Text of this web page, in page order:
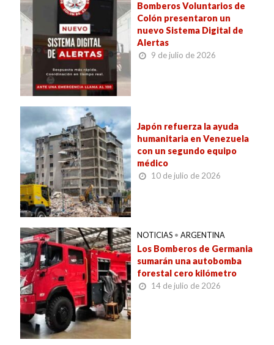
Bomberos Voluntarios de
Colón presentaron un
nuevo Sistema Digital de
Alertas
9 de julio de 2026
Japón refuerza la ayuda
humanitaria en Venezuela
con un segundo equipo
médico
10 de julio de 2026
NOTICIAS • ARGENTINA
Los Bomberos de Germania
sumarán una autobomba
forestal cero kilómetro
14 de julio de 2026